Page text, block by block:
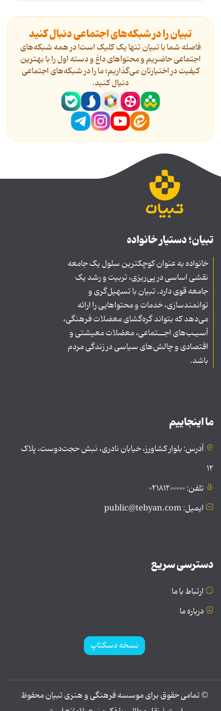
تبیان را در شبکه‌های اجتماعی دنبال کنید
فاصله شما با تبیان تنها یک کلیک است! در همه شبکه‌های
اجتماعی حاضریم و محتواهای داغ و دسته اول را با بهترین
کیفیت در اختیارتان می‌گذاریم؛ ما را در شبکه‌های اجتماعی
دنیال کنید.
تبیان؛ دستیار خانواده
خانواده به عنوان کوچکترین سلول یک جامعه
نقشی اساسی در پی‌ریزی، تربیت و رشد یک
جامعه قوی دارد. تبیان با تسهیل‌گری و
توانمندسازی، خدمات و محتواهایی را ارائه
می‌دهد که بتواند گره‌گشای معضلات فرهنگی،
آسیـب‌های اجــتماعی، معضلات معیشتی و
اقتصادی و چالش‌های سیاسی در زندگی مردم
باشد.
ما اینجاییم
آدرس: بلوار کشاورز، خیابان نادری، نبش حجت‌دوست، پلاک
۱۲
تلفن: ۰۲۱۸۱۲۰۰۰۰۰
ایمیل: public@tebyan.com
دسترسی سریع
ارتباط با ما
درباره ما
نسخه دسکتاپ
© تمامی حقوق برای موسسه فرهنگی و هنری تبیان محفوظ